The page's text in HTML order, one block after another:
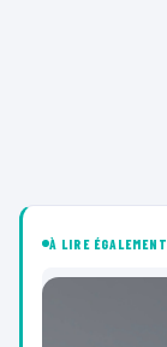
À LIRE ÉGALEMENT